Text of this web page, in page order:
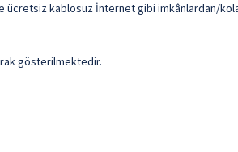
ücretsiz kablosuz İnternet gibi imkânlardan/
gösterilmektedir.